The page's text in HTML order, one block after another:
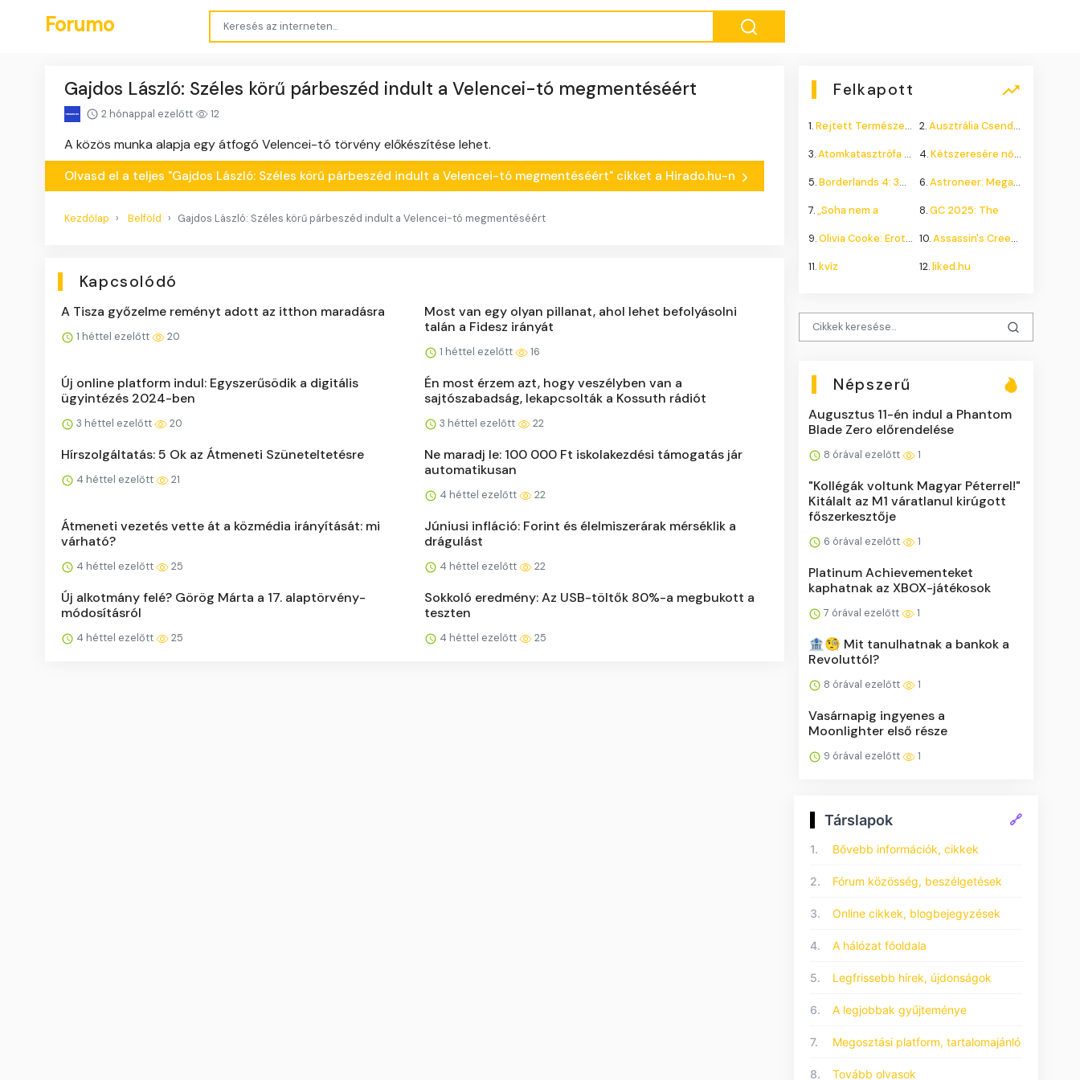
Forumo
Gajdos László: Széles körű párbeszéd indult a Velencei-tó megmentéséért
2 hónappal ezelőtt 12
A közös munka alapja egy átfogó Velencei-tó törvény előkészítése lehet.
Olvasd el a teljes "Gajdos László: Széles körű párbeszéd indult a Velencei-tó megmentéséért" cikket a Hirado.hu-n
Kezdőlap Belföld Gajdos László: Széles körű párbeszéd indult a Velencei-tó megmentéséért
Kapcsolódó
A Tisza győzelme reményt adott az itthon maradásra
1 héttel ezelőtt 20
Most van egy olyan pillanat, ahol lehet befolyásolni
talán a Fidesz irányát
1 héttel ezelőtt 16
Új online platform indul: Egyszerűsödik a digitális
ügyintézés 2024-ben
3 héttel ezelőtt 20
Én most érzem azt, hogy veszélyben van a
sajtószabadság, lekapcsolták a Kossuth rádiót
3 héttel ezelőtt 22
Hírszolgáltatás: 5 Ok az Átmeneti Szüneteltetésre
4 héttel ezelőtt 21
Ne maradj le: 100 000 Ft iskolakezdési támogatás jár
automatikusan
4 héttel ezelőtt 22
Átmeneti vezetés vette át a közmédia irányítását: mi
várható?
4 héttel ezelőtt 25
Júniusi infláció: Forint és élelmiszerárak mérséklik a
drágulást
4 héttel ezelőtt 22
Új alkotmány felé? Görög Márta a 17. alaptörvény-
módosításról
4 héttel ezelőtt 25
Sokkoló eredmény: Az USB-töltők 80%-a megbukott a
teszten
4 héttel ezelőtt 25
Felkapott
1.Rejtett Természeti Csoda 2.Ausztrália Csendes Összeomlása
3.Atomkatasztrófa 1985: A 4.Kétszeresére nőhet a
5.Borderlands 4: 300.000+ 6.Astroneer: Megatech DLC
7.„Soha nem a 8.GC 2025: The
9.Olivia Cooke: Erotikus 10.Assassin's Creed Shadows
11.kvíz 12.liked.hu
Népszerű
Augusztus 11-én indul a Phantom
Blade Zero előrendelése
8 órával ezelőtt 1
"Kollégák voltunk Magyar Péterrel!"
Kitálalt az M1 váratlanul kirúgott
főszerkesztője
6 órával ezelőtt 1
Platinum Achievementeket
kaphatnak az XBOX-játékosok
7 órával ezelőtt 1
🏦🧐 Mit tanulhatnak a bankok a
Revoluttól?
8 órával ezelőtt 1
Vasárnapig ingyenes a
Moonlighter első része
9 órával ezelőtt 1
Társlapok 🔗
1. Bővebb információk, cikkek
2. Fórum közösség, beszélgetések
3. Online cikkek, blogbejegyzések
4. A hálózat főoldala
5. Legfrissebb hírek, újdonságok
6. A legjobbak gyűjteménye
7. Megosztási platform, tartalomajánló
8. Tovább olvasok